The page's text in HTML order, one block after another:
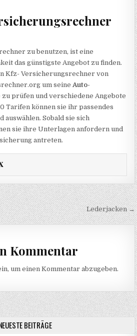
zu benutzen, ist eine
das günstigste Angebot zu finden.
Kfz- Versicherungsrechner von
um seine Auto-
zu prüfen und verschiedene Angebote
Tarifen können sie ihr passendes
auswählen. Sobald sie sich
sie ihre Unterlagen anfordern und
antreten.
Lederjacken →
Kommentar
um einen Kommentar abzugeben.
BEITRÄGE